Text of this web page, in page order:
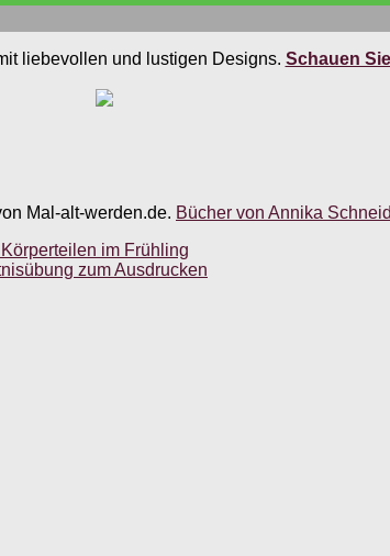
liebevollen und lustigen Designs. Schauen
Mal-alt-werden.de. Bücher von Annika
im Frühling
zum Ausdrucken